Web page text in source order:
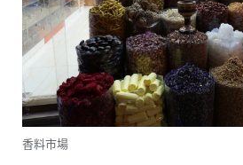
香料市場